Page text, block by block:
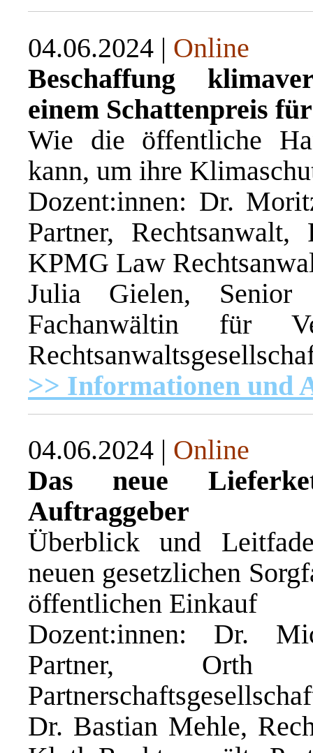
04.06.2024 | Online
Beschaffung
einem Schattenpreis
Wie die öffentliche
kann, um ihre
Dozent:innen: Dr.
Partner, Rechtsanwalt,
KPMG Law
Julia Gielen, Senior
Fachanwältin für
>> Informationen und
04.06.2024 | Online
Das neue
Auftraggeber
Überblick und
neuen gesetzlichen
öffentlichen Einkauf
Dozent:innen: Dr.
Partner, Orth
Dr. Bastian Mehle,